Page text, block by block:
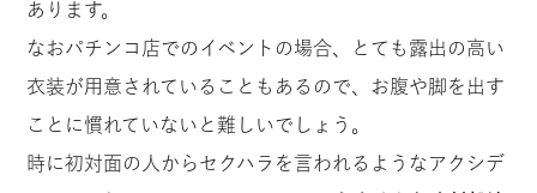
あります。
なおパチンコ店でのイベントの場合、とても露出の高い
衣装が用意されていることもあるので、お腹や脚を出す
ことに慣れていないと難しいでしょう。
時に初対面の人からセクハラを言われるようなアクシデ